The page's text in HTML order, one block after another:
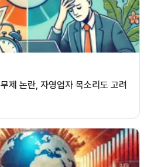
제 논란, 자영업자 목소리도 고려